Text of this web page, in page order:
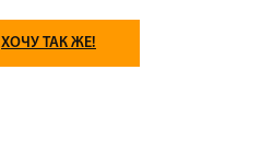
ХОЧУ ТАК ЖЕ!